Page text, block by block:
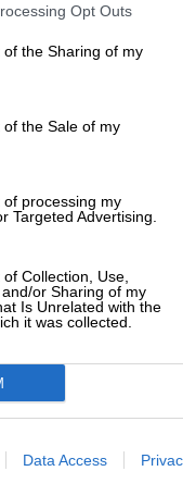
Opt Outs
the Sharing of my
the Sale of my
processing my
Targeted Advertising.
Collection, Use,
or Sharing of my
Is Unrelated with the
it was collected.
Data Access
https://lenovo.com
Lenovo BIS3 for
Lenovo